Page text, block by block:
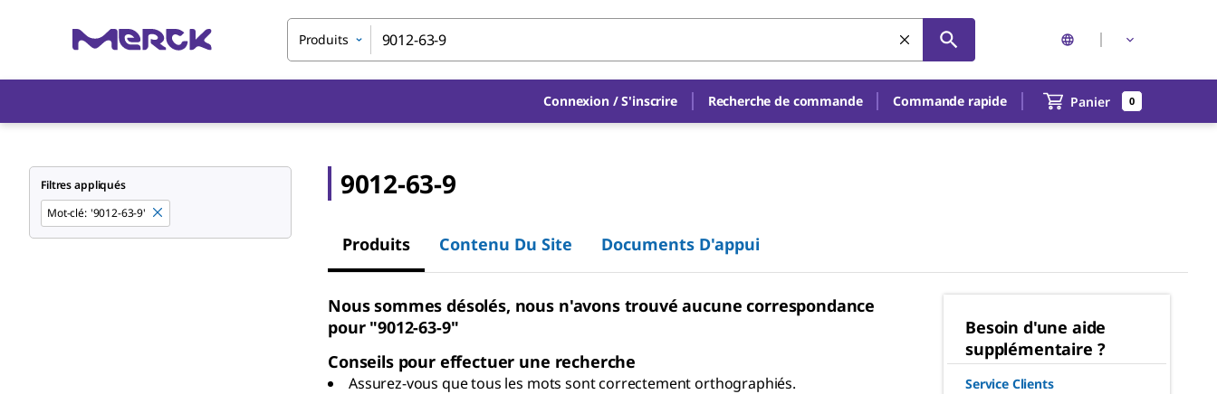
Produits
Connexion / S'inscrire Recherche de commande Commande rapide Panier 0
Filtres appliqués
Mot-clé: '9012-63-9'
9012-63-9
Produits Contenu Du Site Documents D'appui
Nous sommes désolés, nous n'avons trouvé aucune correspondance
pour "9012-63-9"
Conseils pour effectuer une recherche
Assurez-vous que tous les mots sont correctement orthographiés.
Besoin d'une aide
supplémentaire ?
Service Clients